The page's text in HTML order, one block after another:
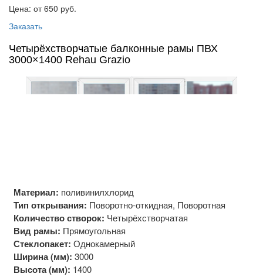
Цена: от 650 руб.
Заказать
Четырёхстворчатые балконные рамы ПВХ
3000×1400 Rehau Grazio
Материал: поливинилхлорид
Тип открывания: Поворотно-откидная, Поворотная
Количество створок: Четырёхстворчатая
Вид рамы: Прямоугольная
Стеклопакет: Однокамерный
Ширина (мм): 3000
Высота (мм): 1400